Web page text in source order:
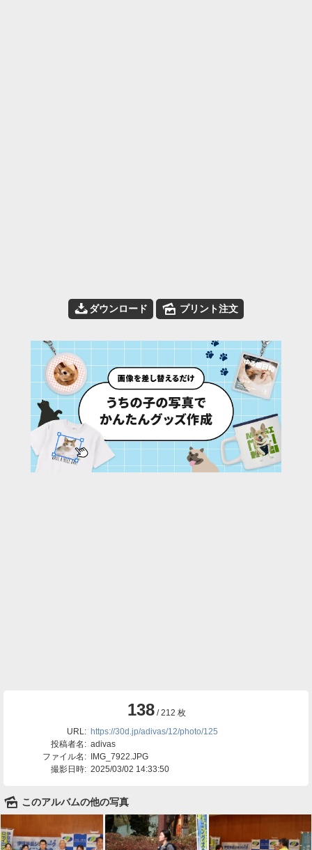
📥ダウンロード 🌄 プリント注文
138/ 212 枚
URL: https://30d.jp/adivas/12/photo/125
投稿者名: adivas
ファイル名: IMG_7922.JPG
撮影日時: 2025/03/02 14:33:50
🌄 このアルバムの他の写真